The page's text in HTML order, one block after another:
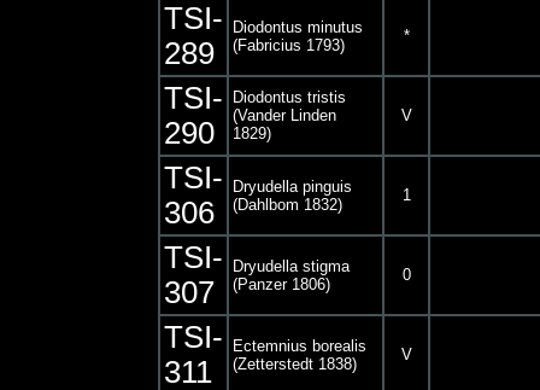
TSI-
289
Diodontus minutus
(Fabricius 1793)
*
TSI-
290
Diodontus tristis
(Vander Linden
1829)
V
TSI-
306
Dryudella pinguis
(Dahlbom 1832)
1
TSI-
307
Dryudella stigma
(Panzer 1806)
0
TSI-
311
Ectemnius borealis
(Zetterstedt 1838)
V